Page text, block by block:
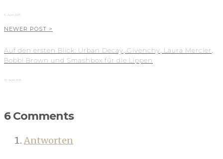
6. April 2015
NEWER POST >
Auf den ersten Blick: Urban Decay, Givenchy, Laura Mercier,
Bobbi Brown und Smashbox für die Lippen
10. April 2015
6 Comments
Antworten